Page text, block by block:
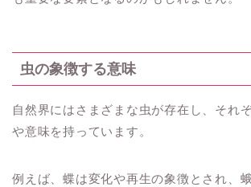
虫の象徴する意味
自然界にはさまざまな虫が存在し、それ
や意味を持っています。
例えば、蝶は変化や再生の象徴とされ、